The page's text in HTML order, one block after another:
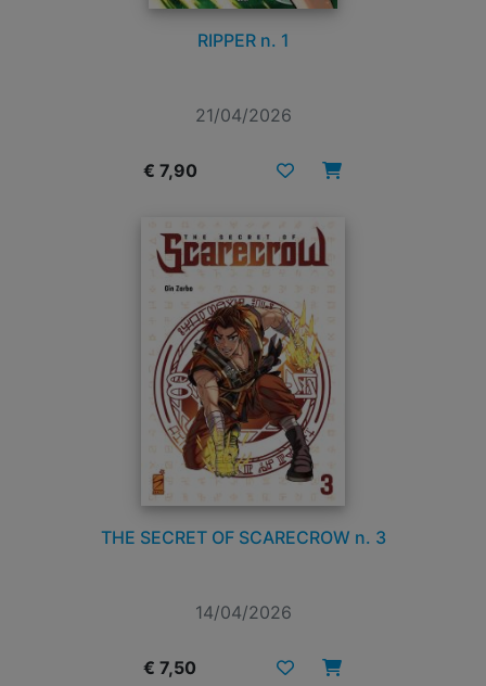
RIPPER n. 1
21/04/2026
€ 7,90
THE SECRET OF SCARECROW n. 3
14/04/2026
€ 7,50